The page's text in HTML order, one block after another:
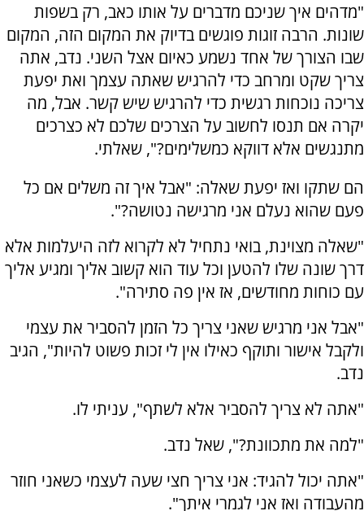
"מדהים איך שניכם מדברים על אותו כאב, רק בשפות
שונות. הרבה זוגות פוגשים בדיוק את המקום הזה, המקום
שבו הצורך של אחד נשמע כאיום אצל השני. נדב, אתה
צריך שקט ומרחב כדי להרגיש שאתה עצמך ואת יפעת
צריכה נוכחות רגשית כדי להרגיש שיש קשר. אבל, מה
יקרה אם תנסו לחשוב על הצרכים שלכם לא כצרכים
מתנגשים אלא דווקא כמשלימים?", שאלתי.
הם שתקו ואז יפעת שאלה: "אבל איך זה משלים אם כל
פעם שהוא נעלם אני מרגישה נטושה?".
"שאלה מצוינת, בואי נתחיל לא לקרוא לזה היעלמות אלא
דרך שונה שלו להטען וכל עוד הוא קשוב אליך ומגיע אליך
עם כוחות מחודשים, אז אין פה סתירה".
"אבל אני מרגיש שאני צריך כל הזמן להסביר את עצמי
ולקבל אישור ותוקף כאילו אין לי זכות פשוט להיות", הגיב
נדב.
"אתה לא צריך להסביר אלא לשתף", עניתי לו.
"למה את מתכוונת?", שאל נדב.
"אתה יכול להגיד: אני צריך חצי שעה לעצמי כשאני חוזר
מהעבודה ואז אני לגמרי איתך".